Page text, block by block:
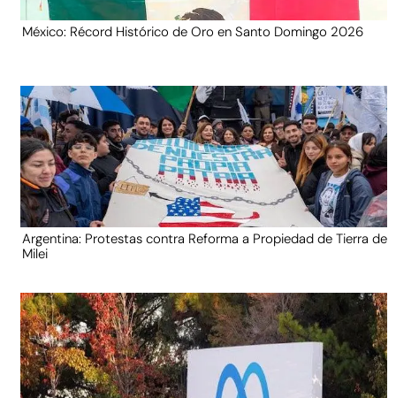
México: Récord Histórico de Oro en Santo Domingo 2026
Argentina: Protestas contra Reforma a Propiedad de Tierra de
Milei